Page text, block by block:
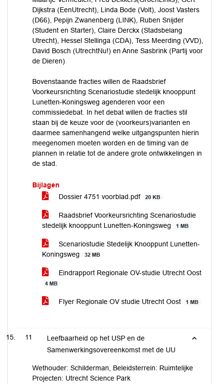
Dijkstra (EenUtrecht), Linda Bode (Volt), Joost Vasters
(D66), Pepijn Zwanenberg (LINK), Ruben Snijder
(Student en Starter), Claire Derckx (Stadsbelang
Utrecht), Hessel Stellinga (CDA), Tess Meerding (VVD),
David Bosch (UtrechtNu!) en Anne Sasbrink (Partij voor
de Dieren)
Bovenstaande fracties willen de Raadsbrief
Voorkeursrichting Scenariostudie stedelijk knooppunt
Lunetten-Koningsweg agenderen voor een
commissiedebat. In het debat willen de fracties stil
staan bij de keuze voor de (voorkeurs)varianten en
daarmee samenhangend welke uitgangspunten hierin
meegenomen moeten worden en de timing van de
plannen in relatie tot de andere grote ontwikkelingen in
de stad.
Bijlagen
Dossier 4751 voorblad.pdf
20 KB
Raadsbrief Voorkeursrichting Scenariostudie
stedelijk knooppunt Lunetten-Koningsweg
1 MB
Scenariostudie Stedelijk Knooppunt Lunetten-
Koningsweg
32 MB
Eindrapport Regionale OV-studie Utrecht Oost
4 MB
Flyer Regionale OV studie Utrecht Oost 1 MB
11
Leefbaarheid op het USP en de
Samenwerkingsovereenkomst met de UU
Wethouder: Schilderman, Beleidsterrein: Ruimtelijke
Projecten: Utrecht Science Park